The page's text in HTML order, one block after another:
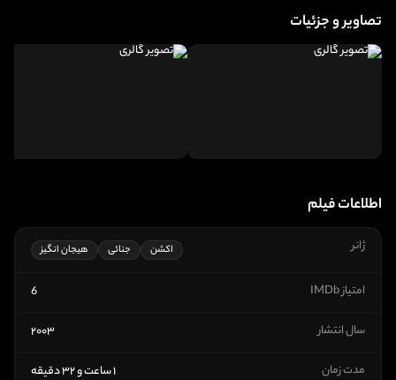
تصاویر و جزئیات
اطلاعات فیلم
ژانر اکشن جنائی هیجان انگیز
امتیاز IMDb 6
سال انتشار ۲۰۰۳
مدت زمان ۱ ساعت و ۳۲ دقیقه